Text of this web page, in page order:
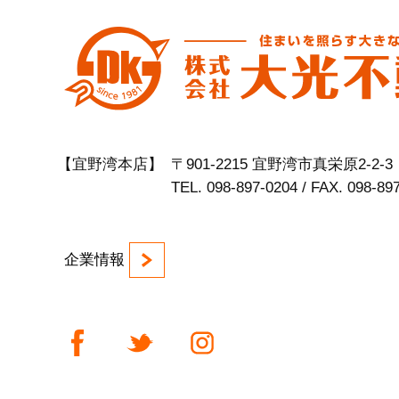
【宜野湾本店】
〒901-2215 宜野湾市真栄原2-2-3
TEL. 098-897-0204 / FAX. 098-
企業情報